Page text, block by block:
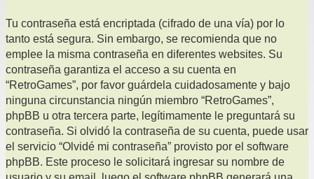
Tu contraseña está encriptada (cifrado de una vía) por lo
tanto está segura. Sin embargo, se recomienda que no
emplee la misma contraseña en diferentes websites. Su
contraseña garantiza el acceso a su cuenta en
“RetroGames”, por favor guárdela cuidadosamente y bajo
ninguna circunstancia ningún miembro “RetroGames”,
phpBB u otra tercera parte, legítimamente le preguntará su
contraseña. Si olvidó la contraseña de su cuenta, puede usar
el servicio “Olvidé mi contraseña” provisto por el software
phpBB. Este proceso le solicitará ingresar su nombre de